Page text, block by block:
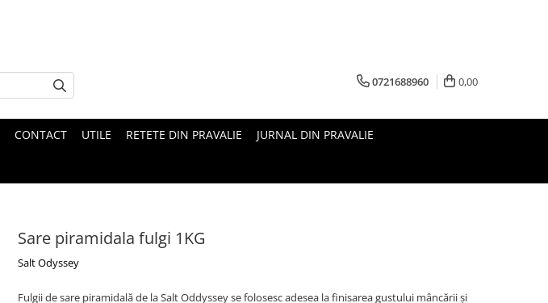
0721688960 0,00
CONTACT UTILE RETETE DIN PRAVALIE JURNAL DIN PRAVALIE
Sare piramidala fulgi 1KG
Salt Odyssey
Fulgii de sare piramidală de la Salt Oddyssey se folosesc adesea la finisarea gustului mâncării și